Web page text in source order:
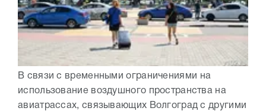
В связи с временными ограничениями на
использование воздушного пространства на
авиатрассах, связывающих Волгоград с другими